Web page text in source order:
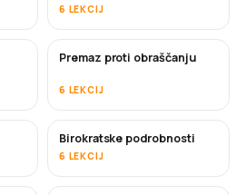
6 LEKCIJ
KMALU
Premaz proti obraščanju
6 LEKCIJ
Birokratske podrobnosti
6 LEKCIJ